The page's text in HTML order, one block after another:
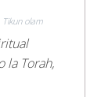
Tikun olam
la Torah,